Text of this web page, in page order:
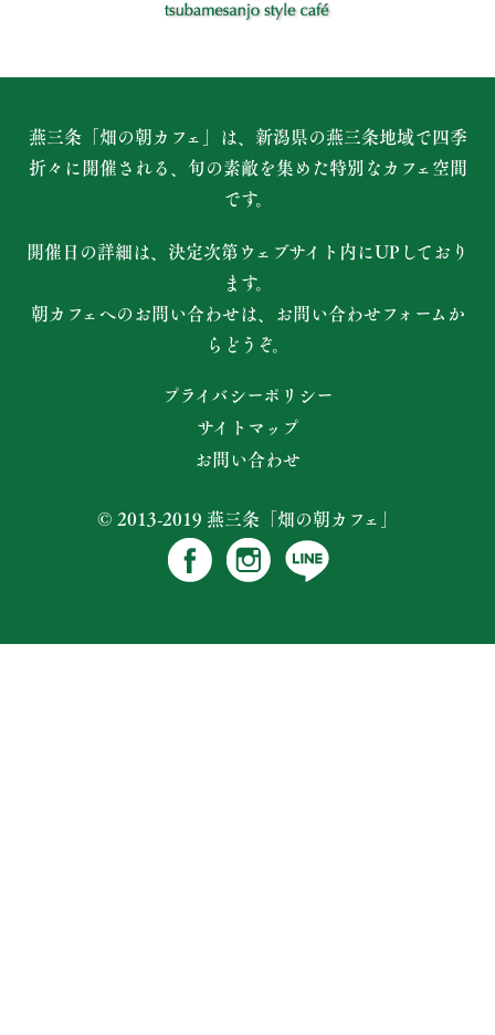
燕三条「畑の朝カフェ」は、新潟県の燕三条地域で四季
折々に開催される、 旬の素敵を集めた特別なカフェ空間
です。
開催日の詳細は、決定次第ウェブサイト内にUPしており
ます。
朝カフェへのお問い合わせは、お問い合わせフォームか
らどうぞ。
プライバシーポリシー
サイトマップ
お問い合わせ
© 2013-2019 燕三条「畑の朝カフェ」